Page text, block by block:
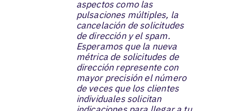
aspectos como las
pulsaciones múltiples, la
cancelación de solicitudes
de dirección y el spam.
Esperamos que la nueva
métrica de solicitudes de
dirección represente con
mayor precisión el número
de veces que los clientes
individuales solicitan